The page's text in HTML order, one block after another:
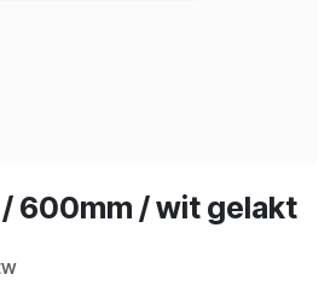
600mm / wit gelakt